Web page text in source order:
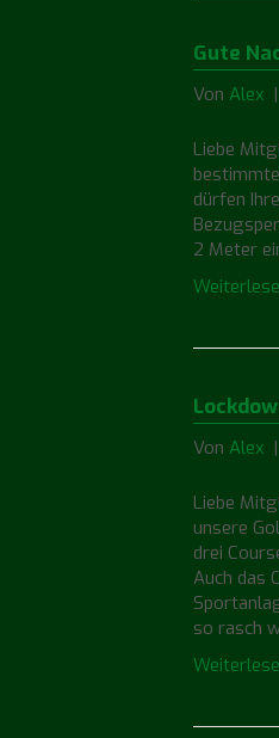
Gute
Von Alex |
Liebe
dürfen
2 Meter
Von Alex |
Liebe
unsere
drei
Auch das
so rasch